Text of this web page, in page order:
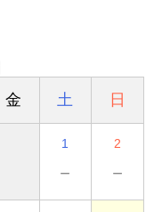
金 土 日
1
－
2
－